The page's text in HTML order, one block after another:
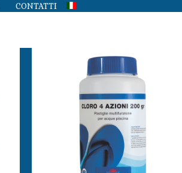
CONTATTI